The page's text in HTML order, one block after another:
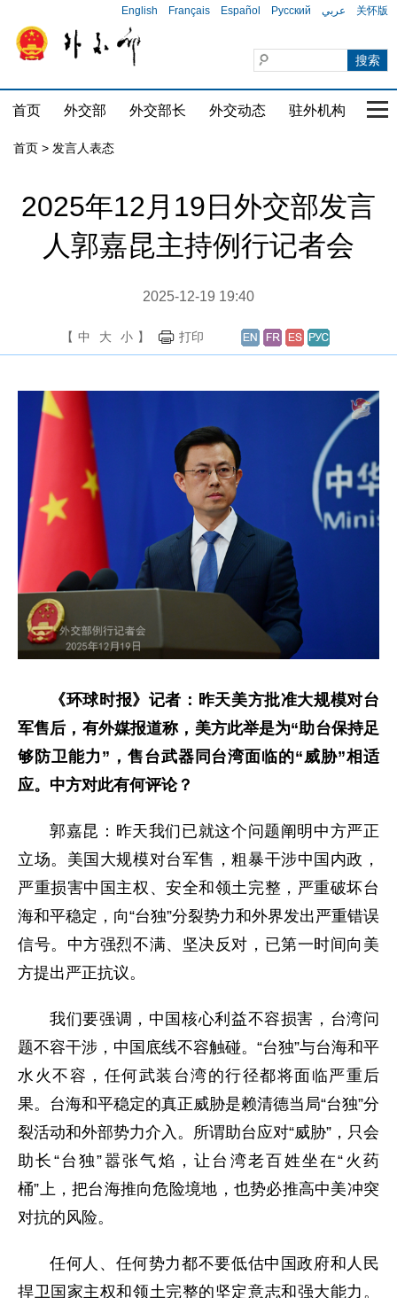
English Français Español Русский عربي 关怀版
首页 外交部 外交部长 外交动态 驻外机构 国
首页 > 发言人表态
2025年12月19日外交部发言
人郭嘉昆主持例行记者会
2025-12-19 19:40
【 中 大 小 】 打印
《环球时报》记者：昨天美方批准大规模对台
军售后，有外媒报道称，美方此举是为“助台保持足
够防卫能力”，售台武器同台湾面临的“威胁”相适
应。中方对此有何评论？
郭嘉昆：昨天我们已就这个问题阐明中方严正
立场。美国大规模对台军售，粗暴干涉中国内政，
严重损害中国主权、安全和领土完整，严重破坏台
海和平稳定，向“台独”分裂势力和外界发出严重错误
信号。中方强烈不满、坚决反对，已第一时间向美
方提出严正抗议。
我们要强调，中国核心利益不容损害，台湾问
题不容干涉，中国底线不容触碰。“台独”与台海和平
水火不容，任何武装台湾的行径都将面临严重后
果。台海和平稳定的真正威胁是赖清德当局“台独”分
裂活动和外部势力介入。所谓助台应对“威胁”，只会
助长“台独”嚣张气焰，让台湾老百姓坐在“火药
桶”上，把台海推向危险境地，也势必推高中美冲突
对抗的风险。
任何人、任何势力都不要低估中国政府和人民
捍卫国家主权和领土完整的坚定意志和强大能力。